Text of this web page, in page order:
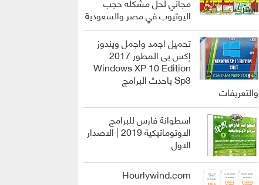
برامج اليوتيوب في مصر والسعودية
انظمة
التشغيل
تحميل اجمد واجمل ويندوز
إكس بى المطور 2017
Windows XP 10 Edition
Sp3 باحدث البرامج
والتعريفات
الربح من
الانترنت
اسطوانة فارس للبرامج
الاوتوماتيكية 2019 | الاصدار
الاول
Hourlywind.com